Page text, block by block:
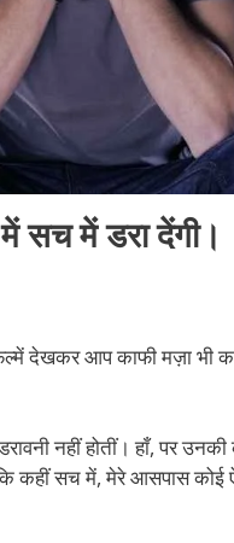
में डरा देंगी।
देखकर आप काफी मज़ा भी
नहीं होतीं। हाँ, पर उनकी
कहीं सच में, मेरे आसपास कोई